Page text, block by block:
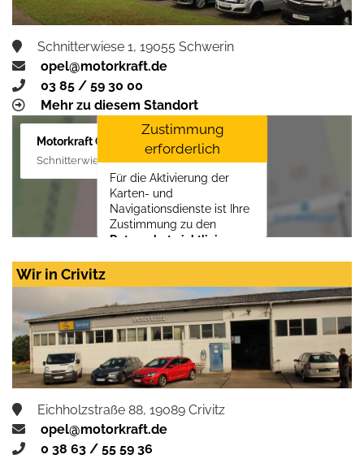
Schnitterwiese 1, 19055 Schwerin
opel@motorkraft.de
03 85 / 59 30 00
Mehr zu diesem Standort
Motorkraft GmbH
Schnitterwiese 1, 19055 Schwerin
Zustimmung
erforderlich
Für die Aktivierung der
Karten- und
Navigationsdienste ist Ihre
Zustimmung zu den
Datenschutzrichtlinien
Zustimmen und
aktivieren
Wir in Crivitz
Eichholzstraße 88, 19089 Crivitz
opel@motorkraft.de
0 38 63 / 55 59 36